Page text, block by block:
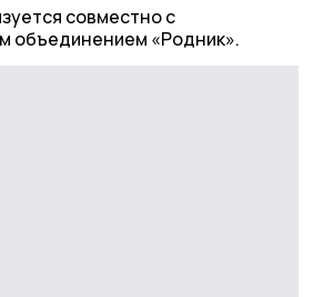
совместно с
объединением «Родник».